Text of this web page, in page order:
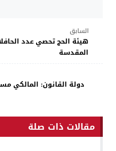
السابق
هيئة الحج تحصي عدد
المقدسة
دولة القانون: المالكي
مقالات ذات صلة